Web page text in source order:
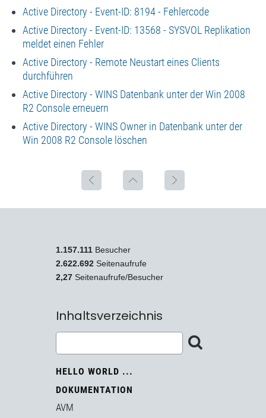
Active Directory - Event-ID: 8194 - Fehlercode
Active Directory - Event-ID: 13568 - SYSVOL Replikation
meldet einen Fehler
Active Directory - Remote Neustart eines Clients
durchführen
Active Directory - WINS Datenbank unter der Win 2008
R2 Console erneuern
Active Directory - WINS Owner in Datenbank unter der
Win 2008 R2 Console löschen
1.157.111 Besucher
2.622.692 Seitenaufrufe
2,27 Seitenaufrufe/Besucher
Inhaltsverzeichnis
HELLO WORLD ...
DOKUMENTATION
AVM